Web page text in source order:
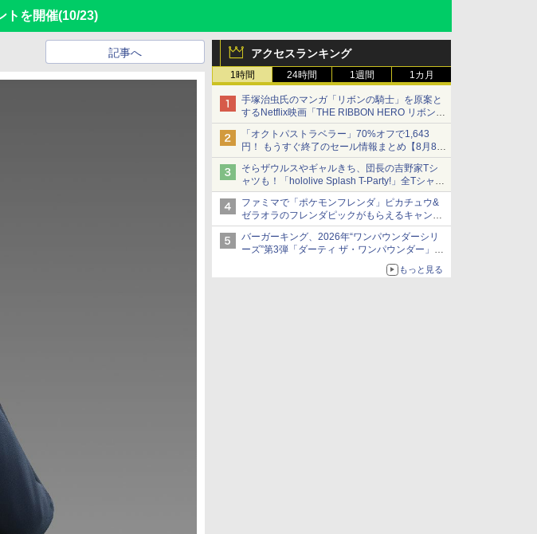
トを開催(10/23)
アクセスランキング
1時間 24時間 1週間 1カ月
手塚治虫氏のマンガ「リボンの騎士」を原案と
するNetflix映画「THE RIBBON HERO リボンヒ
ーロー」本日配信開始
「オクトパストラベラー」70%オフで1,643
円！ もうすぐ終了のセール情報まとめ【8月8日
更新】
ニンテンドーeショップでは「大神 絶景版」が
67%オフで990円
そらザウルスやギャルきち、団長の吉野家Tシ
ャツも！「hololive Splash T-Party!」全Tシャツ
ラインナップ公開＆オンライン販売開始
ファミマで「ポケモンフレンダ」ピカチュウ&
ゼラオラのフレンダピックがもらえるキャンペ
ーン開催！
バーガーキング、2026年“ワンパウンダーシリ
ーズ”第3弾「ダーティ ザ・ワンパウンダー」を
「特製ガーリックマヨソース」を使用した超大
もっと見る
記事へ